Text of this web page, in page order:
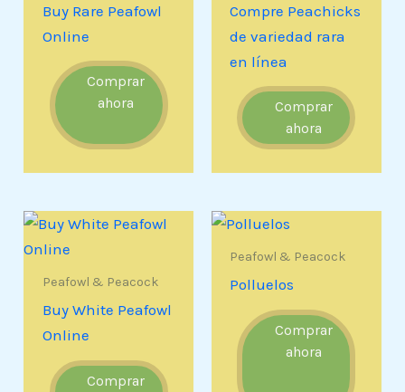
Buy Rare Peafowl
Online
Comprar
ahora
Compre Peachicks
de variedad rara
en línea
Comprar
ahora
Peafowl & Peacock
Buy White Peafowl
Online
Comprar
Peafowl & Peacock
Polluelos
Comprar
ahora